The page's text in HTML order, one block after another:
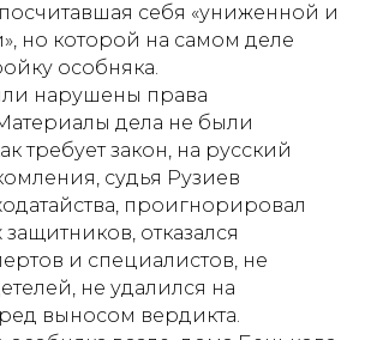
себя «униженной и
но которой на самом деле
особняка.
нарушены права
дела не были
требует закон, на русский
судья Рузиев
проигнорировал
отказался
и специалистов, не
не удалился на
выносом вердикта.